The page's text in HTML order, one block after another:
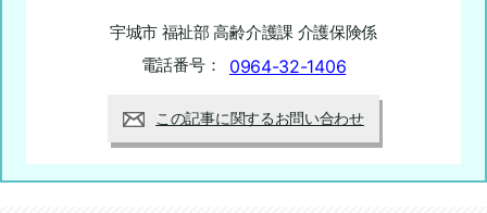
宇城市 福祉部 高齢介護課 介護保険係
電話番号：
0964-32-1406
この記事に関するお問い合わせ